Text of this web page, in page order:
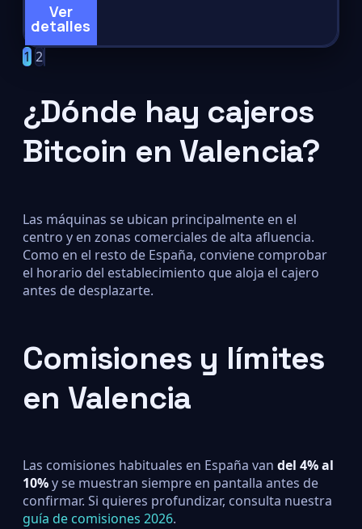
Ver
detalles
1 2
¿Dónde hay cajeros
Bitcoin en Valencia?
Las máquinas se ubican principalmente en el
centro y en zonas comerciales de alta afluencia.
Como en el resto de España, conviene comprobar
el horario del establecimiento que aloja el cajero
antes de desplazarte.
Comisiones y límites
en Valencia
Las comisiones habituales en España van del 4% al
10%y se muestran siempre en pantalla antes de
confirmar. Si quieres profundizar, consulta nuestra
guía de comisiones 2026.